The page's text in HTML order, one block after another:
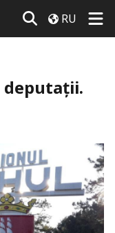
RU
deputații.